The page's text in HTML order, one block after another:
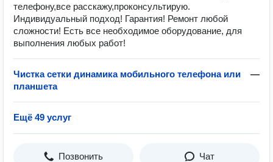
телефону,все расскажу,проконсультирую.
Индивидуальный подход! Гарантия! Ремонт любой
сложности! Есть все необходимое оборудование, для
выполнения любых работ!
Чистка сетки динамика мобильного телефона или
планшета
—
Ещё 49 услуг
Позвонить Чат